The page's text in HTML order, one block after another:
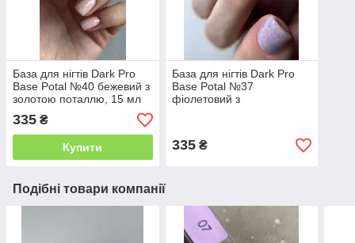
База для нігтів Dark Pro
Base Potal №40 бежевий з
золотою поталлю, 15 мл
335 ₴
Купити
База для нігтів Dark Pro
Base Potal №37
фіолетовий з
335₴
Подібні товари компанії